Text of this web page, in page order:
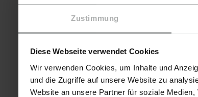
Zustimmung
Diese Webseite verwendet Cookies
Wir verwenden Cookies, um Inhalte und
und die Zugriffe auf unsere Website zu
Website an unsere Partner für soziale